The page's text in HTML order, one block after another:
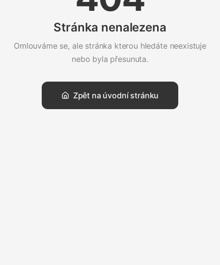
Stránka nenalezena
Omlouváme se, ale stránka kterou hledáte neexistuje
nebo byla přesunuta.
Zpět na úvodní stránku